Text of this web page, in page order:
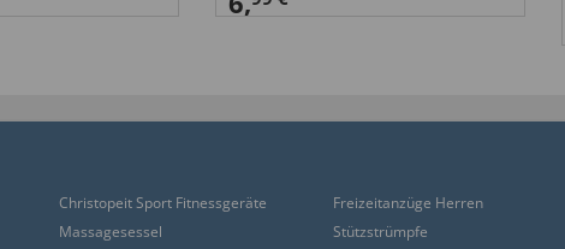
Christopeit Sport Fitnessgeräte Freizeitanzüge Herren
Massagesessel Stützstrümpfe